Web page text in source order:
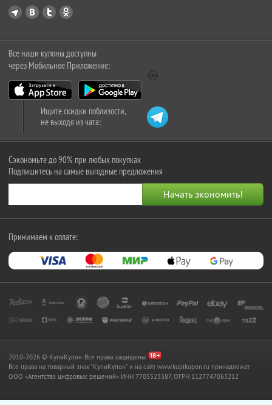
Все наши купоны доступны
через Мобильное Приложение:
Ищите скидки поблизости,
не выходя из чата:
Сэкономьте до 90% при любых покупках
Подпишитесь на самые выгодные предложения
Принимаем к оплате:
2010-2026 © КупиКупон. Все права защищены.
Все права на товарный знак "КупиКупон" и на сайт www.kupikupon.ru принадлежат
OOO «Агентство цифровых решений» ИНН 7705523387, ОГРН 1127747063212